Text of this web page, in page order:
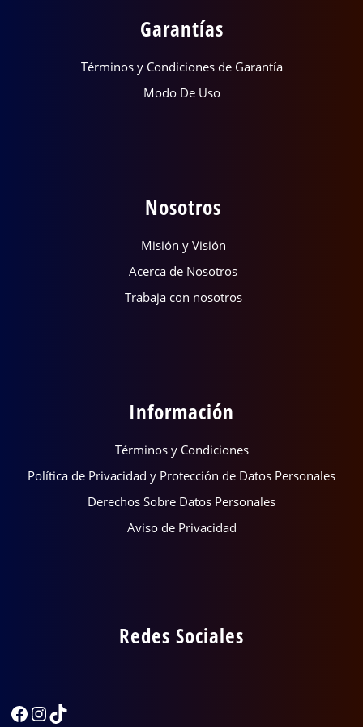
Garantías
Términos y Condiciones de Garantía
Modo De Uso
Nosotros
Misión y Visión
Acerca de Nosotros
Trabaja con nosotros
Información
Términos y Condiciones
Política de Privacidad y Protección de Datos Personales
Derechos Sobre Datos Personales
Aviso de Privacidad
Redes Sociales
Facebook
Instagram
TikTok